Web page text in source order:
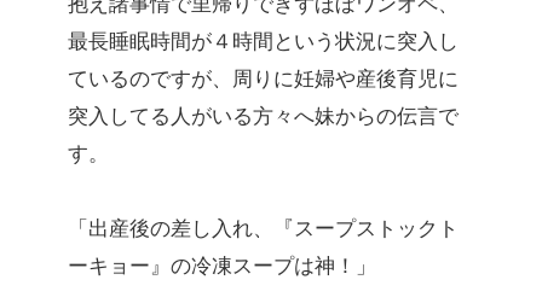
最長睡眠時間が４時間という状況に突入し
ているのですが、周りに妊婦や産後育児に
突入してる人がいる方々へ妹からの伝言で
す。
「出産後の差し入れ、『スープストックト
ーキョー』の冷凍スープは神！」